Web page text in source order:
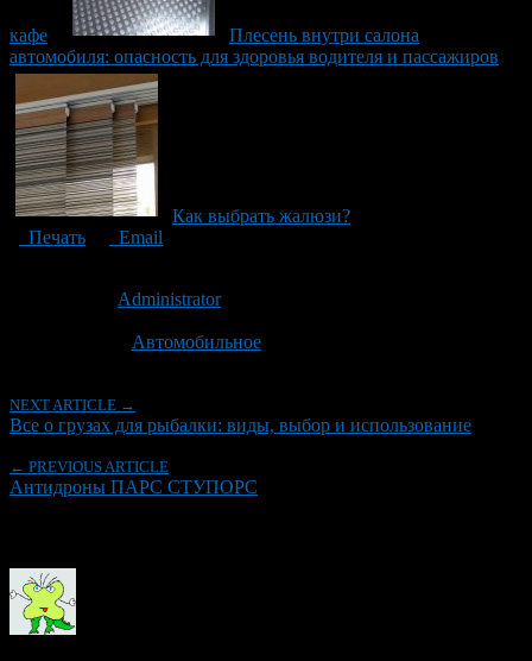
кафе
Плесень внутри салона
автомобиля: опасность для здоровья водителя и пассажиров
Как выбрать жалюзи?
Печать
Email
Administrator
Автомобильное
NEXT ARTICLE →
Все о грузах для рыбалки: виды, выбор и использование
← PREVIOUS ARTICLE
Антидроны ПАРС СТУПОРС